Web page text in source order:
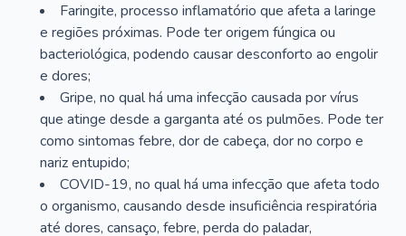
Faringite, processo inflamatório que afeta a laringe
e regiões próximas. Pode ter origem fúngica ou
bacteriológica, podendo causar desconforto ao engolir
e dores;
Gripe, no qual há uma infecção causada por vírus
que atinge desde a garganta até os pulmões. Pode ter
como sintomas febre, dor de cabeça, dor no corpo e
nariz entupido;
COVID-19, no qual há uma infecção que afeta todo
o organismo, causando desde insuficiência respiratória
até dores, cansaço, febre, perda do paladar,